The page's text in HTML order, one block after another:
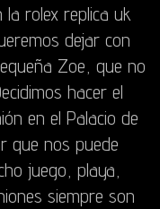
rolex replica uk
dejar con
Zoe, que no
hacer el
en el Palacio de
que nos puede
juego, playa,
siempre son